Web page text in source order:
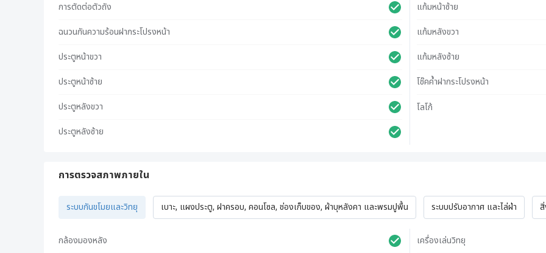
การตัดต่อตัวถัง
ฉนวนกันความร้อนฝากระโปรงหน้า
ประตูหน้าขวา
ประตูหน้าซ้าย
ประตูหลังขวา
ประตูหลังซ้าย
แก้มหน้าซ้าย
แก้มหลังขวา
แก้มหลังซ้าย
โช๊คค้ำฝากระโปรงหน้า
โลโก้
การตรวจสภาพภายใน
ระบบกันขโมยและวิทยุ เบาะ, แผงประตู, ฝาครอบ, คอนโซล, ช่องเก็บของ, ผ้าบุหลังคา และพรมปูพื้น ระบบปรับอากาศ และไล่ฝ่า
กล้องมองหลัง
เครื่องเล่นวิทยุ